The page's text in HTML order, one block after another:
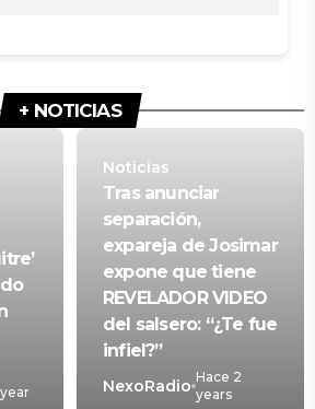
+ NOTICIAS
year
Noticias
Tras anunciar
separación,
expareja de Josimar
expone que tiene
REVELADOR VIDEO
del salsero: “¿Te fue
infiel?”
NexoRadio Hace 2
years